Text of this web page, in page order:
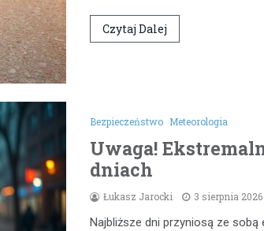
Czytaj Dalej
Bezpieczeństwo Meteorologia
Uwaga!
dniach
Łukasz Jarocki 3 sierpnia 2026
Najbliższe dni przyniosą ze